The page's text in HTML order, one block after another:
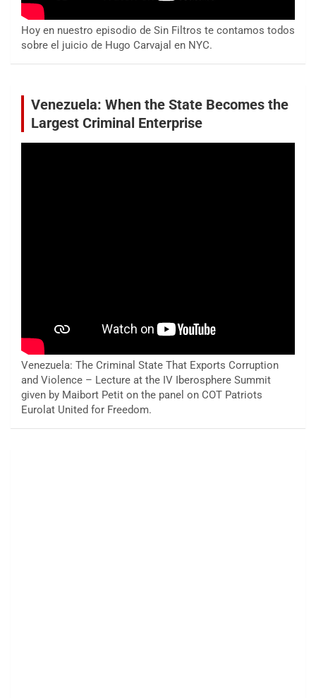
Hoy en nuestro episodio de Sin Filtros te contamos todos
sobre el juicio de Hugo Carvajal en NYC.
Venezuela: When the State Becomes the
Largest Criminal Enterprise
Venezuela: The Criminal State That Exports Corruption
and Violence – Lecture at the IV Iberosphere Summit
given by Maibort Petit on the panel on COT Patriots
Eurolat United for Freedom.